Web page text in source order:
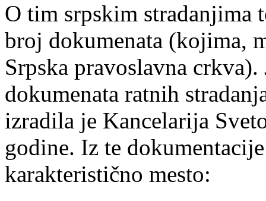
O tim srpskim
broj dokumenata (kojima,
Srpska pravoslavna
dokumenata ratnih
izradila je Kancelarija
godine. Iz te
karakteristično mesto: